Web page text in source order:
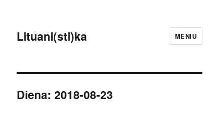
Lituani(sti)ka MENIU
Diena:2018-08-23